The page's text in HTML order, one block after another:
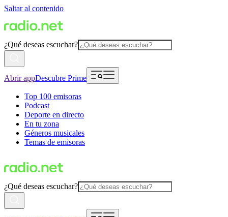
Saltar al contenido
¿Qué deseas escuchar?
Abrir appDescubre Prime
Top 100 emisoras
Podcast
Deporte en directo
En tu zona
Géneros musicales
Temas de emisoras
¿Qué deseas escuchar?